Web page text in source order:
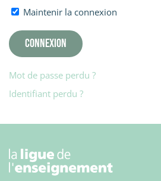
Maintenir la connexion
Connexion
Mot de passe perdu ?
Identifiant perdu ?